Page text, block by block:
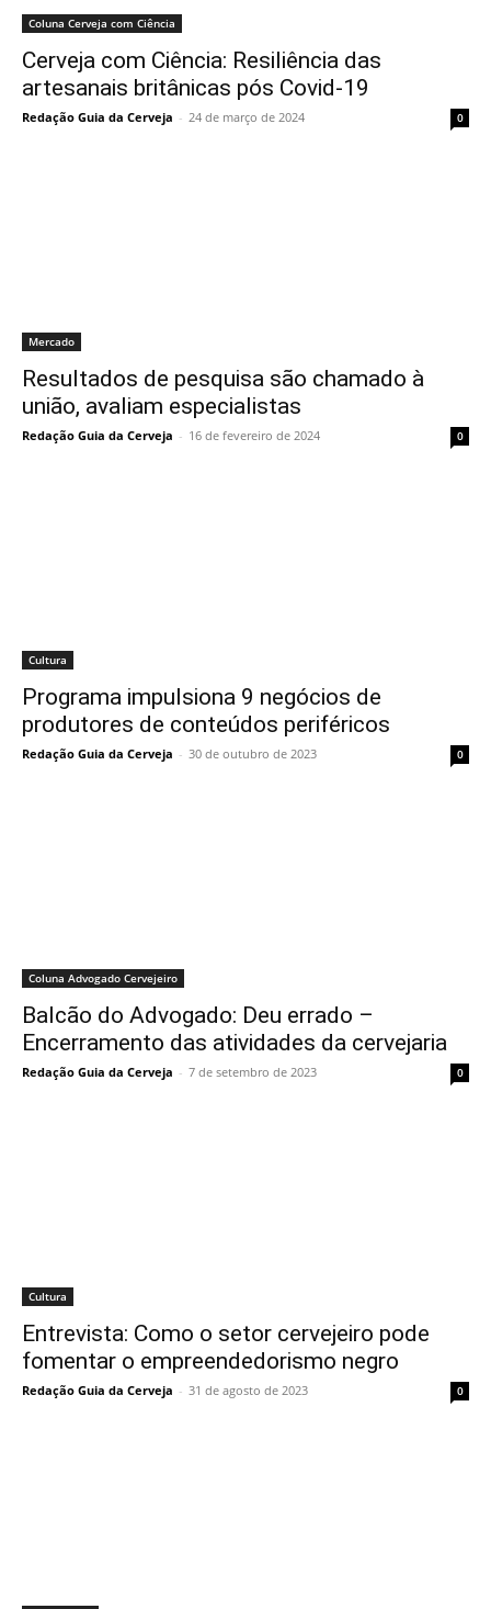
Coluna Cerveja com Ciência
Cerveja com Ciência: Resiliência das
artesanais britânicas pós Covid-19
Redação Guia da Cerveja - 24 de março de 2024 0
Mercado
Resultados de pesquisa são chamado à
união, avaliam especialistas
Redação Guia da Cerveja - 16 de fevereiro de 2024 0
Cultura
Programa impulsiona 9 negócios de
produtores de conteúdos periféricos
Redação Guia da Cerveja - 30 de outubro de 2023 0
Coluna Advogado Cervejeiro
Balcão do Advogado: Deu errado –
Encerramento das atividades da cervejaria
Redação Guia da Cerveja - 7 de setembro de 2023 0
Cultura
Entrevista: Como o setor cervejeiro pode
fomentar o empreendedorismo negro
Redação Guia da Cerveja - 31 de agosto de 2023 0